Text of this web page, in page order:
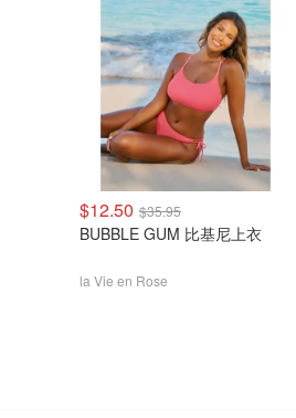
$12.50 $35.95
BUBBLE GUM 比基尼上衣
la Vie en Rose